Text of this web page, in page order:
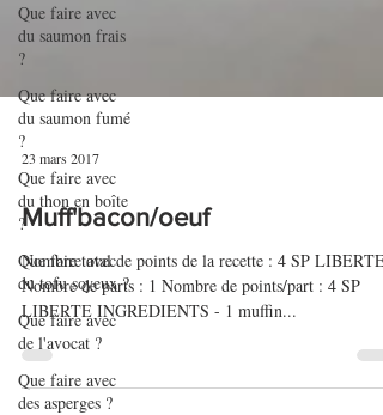
Que faire avec
du saumon frais
?
Que faire avec
du saumon fumé
?
Que faire avec
du thon en boîte
?
Que faire avec
du tofu soyeux ?
Que faire avec
de l'avocat ?
Que faire avec
des asperges ?
23 mars 2017
Muff'bacon/oeuf
Nombre total de points de la recette : 4 SP LIBERTE
Nombre de parts : 1 Nombre de points/part : 4 SP
LIBERTE INGREDIENTS - 1 muffin...